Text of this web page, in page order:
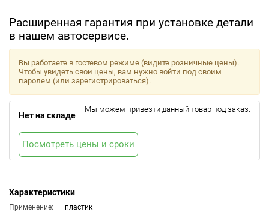
Расширенная гарантия при установке детали
в нашем автосервисе.
Характеристики
Применение:
пластик
Вы работаете в гостевом режиме (видите розничные цены).
Чтобы увидеть свои цены, вам нужно войти под своим
паролем (или зарегистрироваться).
Нет на складе
Мы можем привезти данный товар под заказ.
Посмотреть цены и сроки